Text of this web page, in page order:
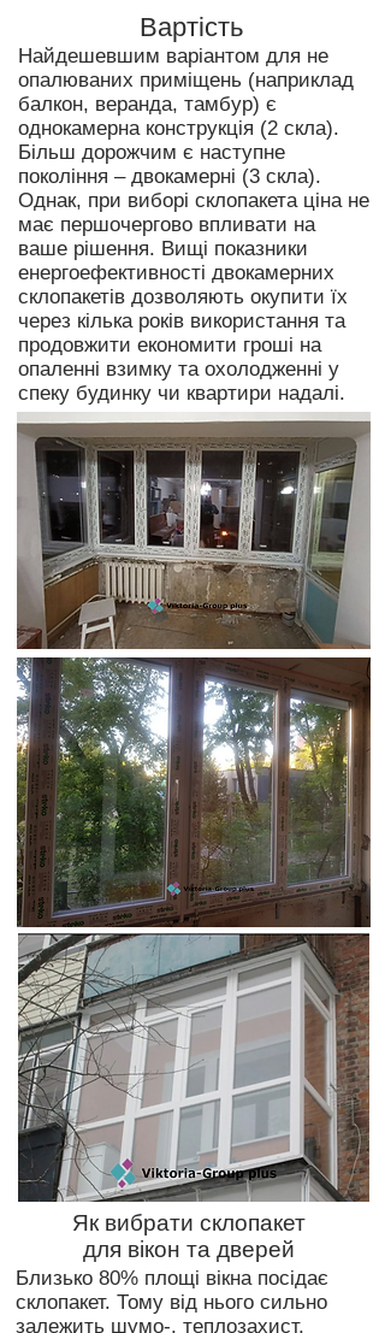
Вартість
Найдешевшим варіантом для не
опалюваних приміщень (наприклад
балкон, веранда, тамбур) є
однокамерна конструкція (2 скла).
Більш дорожчим є наступне
покоління – двокамерні (3 скла).
Однак, при виборі склопакета ціна не
має першочергово впливати на
ваше рішення. Вищі показники
енергоефективності двокамерних
склопакетів дозволяють окупити їх
через кілька років використання та
продовжити економити гроші на
опаленні взимку та охолодженні у
спеку будинку чи квартири надалі.
Як вибрати склопакет
для вікон та дверей
Близько 80% площі вікна посідає
склопакет. Тому від нього сильно
залежить шумо-, теплозахист,